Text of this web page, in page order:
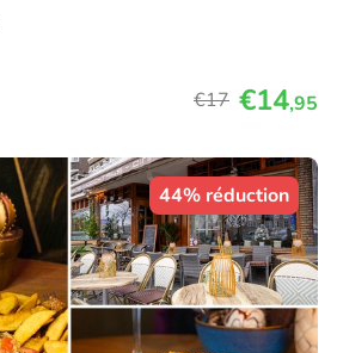
€17 €14,95
44% réduction